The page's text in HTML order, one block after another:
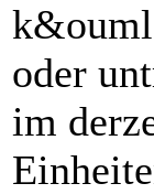
oder
im